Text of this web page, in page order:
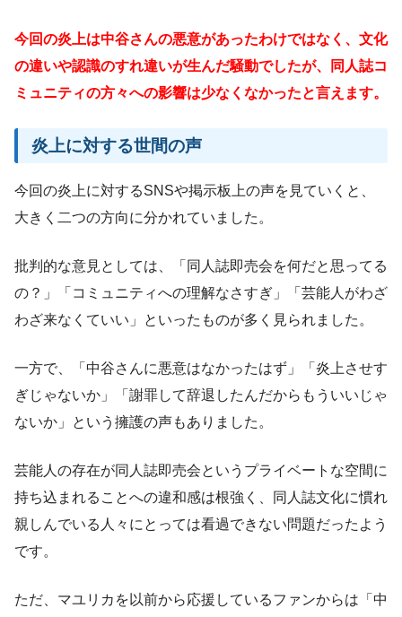
今回の炎上は中谷さんの悪意があったわけではなく、文化
の違いや認識のすれ違いが生んだ騒動でしたが、同人誌コ
ミュニティの方々への影響は少なくなかったと言えます。
炎上に対する世間の声
今回の炎上に対するSNSや掲示板上の声を見ていくと、
大きく二つの方向に分かれていました。
批判的な意見としては、「同人誌即売会を何だと思ってる
の？」「コミュニティへの理解なさすぎ」「芸能人がわざ
わざ来なくていい」といったものが多く見られました。
一方で、「中谷さんに悪意はなかったはず」「炎上させす
ぎじゃないか」「謝罪して辞退したんだからもういいじゃ
ないか」という擁護の声もありました。
芸能人の存在が同人誌即売会というプライベートな空間に
持ち込まれることへの違和感は根強く、同人誌文化に慣れ
親しんでいる人々にとっては看過できない問題だったよう
です。
ただ、マユリカを以前から応援しているファンからは「中